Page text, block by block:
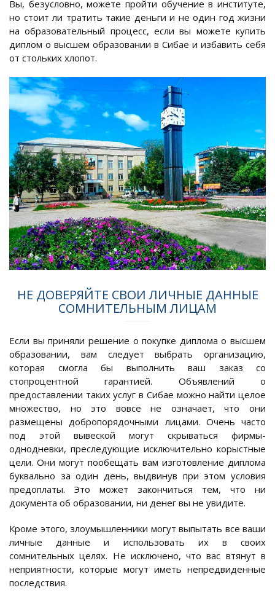
Вы, безусловно, можете пройти обучение в институте,
но стоит ли тратить такие деньги и не один год жизни
на образовательный процесс, если вы можете купить
диплом о высшем образовании в Сибае и избавить себя
от стольких хлопот.
НЕ ДОВЕРЯЙТЕ СВОИ ЛИЧНЫЕ ДАННЫЕ
СОМНИТЕЛЬНЫМ ЛИЦАМ
Если вы приняли решение о покупке диплома о высшем
образовании, вам следует выбрать организацию,
которая смогла бы выполнить ваш заказ со
стопроцентной гарантией. Объявлений о
предоставлении таких услуг в Сибае можно найти целое
множество, но это вовсе не означает, что они
размещены добропорядочными лицами. Очень часто
под этой вывеской могут скрываться фирмы-
однодневки, преследующие исключительно корыстные
цели. Они могут пообещать вам изготовление диплома
буквально за один день, выдвинув при этом условия
предоплаты. Это может закончиться тем, что ни
документа об образовании, ни денег вы не увидите.
Кроме этого, злоумышленники могут выпытать все ваши
личные данные и использовать их в своих
сомнительных целях. Не исключено, что вас втянут в
неприятности, которые могут иметь непредвиденные
последствия.